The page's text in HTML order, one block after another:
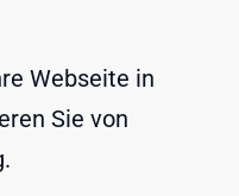
Webseite in
Sie von